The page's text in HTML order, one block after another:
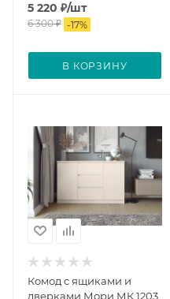
5 220 ₽/шт
6 300₽ -17%
В КОРЗИНУ
Комод с ящиками и
дверками Мори МК 1203